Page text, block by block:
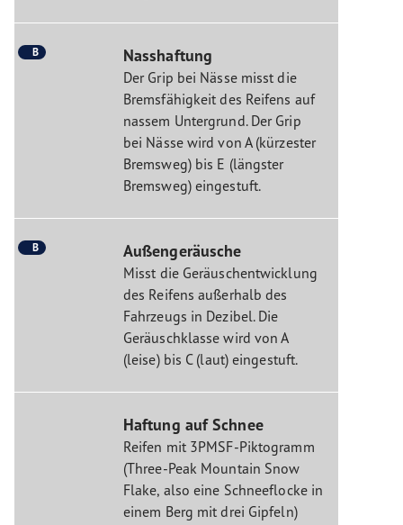
B Nasshaftung
Der Grip bei Nässe misst die
Bremsfähigkeit des Reifens auf
nassem Untergrund. Der Grip
bei Nässe wird von A (kürzester
Bremsweg) bis E (längster
Bremsweg) eingestuft.
B Außengeräusche
Misst die Geräuschentwicklung
des Reifens außerhalb des
Fahrzeugs in Dezibel. Die
Geräuschklasse wird von A
(leise) bis C (laut) eingestuft.
Haftung auf Schnee
Reifen mit 3PMSF-Piktogramm
(Three-Peak Mountain Snow
Flake, also eine Schneeflocke in
einem Berg mit drei Gipfeln)